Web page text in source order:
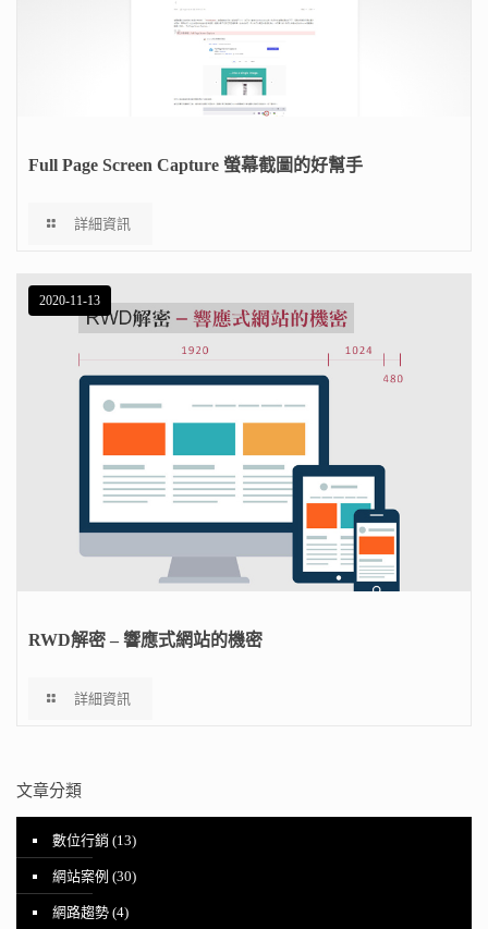
Full Page Screen Capture 螢幕截圖的好幫手
詳細資訊
2020-11-13
RWD解密 – 響應式網站的機密
詳細資訊
文章分類
數位行銷 (13)
網站案例 (30)
網路趨勢 (4)